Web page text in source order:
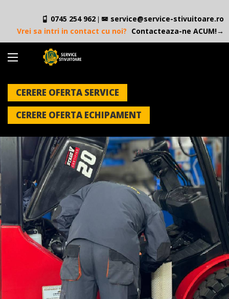
0745 254 962
service@service-stivuitoare.ro
Vrei sa intri in contact cu noi? Contacteaza-ne ACUM!→
CERERE OFERTA SERVICE
CERERE OFERTA ECHIPAMENT